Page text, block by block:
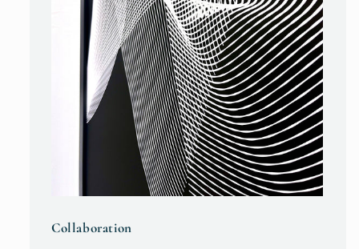
Collaboration